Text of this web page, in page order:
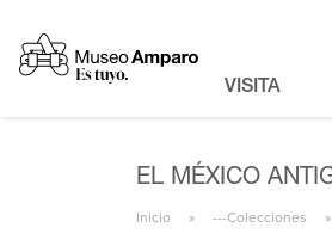
VISITA
EL MÉXICO
Inicio ---Colecciones